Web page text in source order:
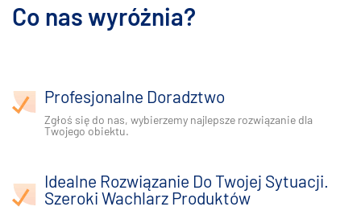
Co nas wyróżnia?
Profesjonalne Doradztwo
Zgłoś się do nas, wybierzemy najlepsze rozwiązanie dla
Twojego obiektu.
Idealne Rozwiązanie Do Twojej Sytuacji.
Szeroki Wachlarz Produktów